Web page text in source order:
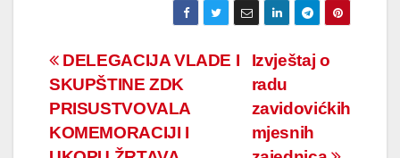
Navigacija
članaka
Izvještaj o
radu
zavidovićkih
mjesnih
DELEGACIJA VLADE I
SKUPŠTINE ZDK
PRISUSTVOVALA
KOMEMORACIJI I